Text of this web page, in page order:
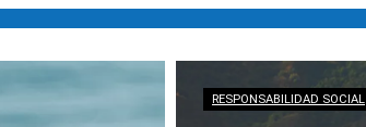
RESPONSABILIDAD SOCIAL